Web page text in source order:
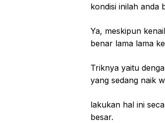
kondisi inilah anda
Ya, meskipun
benar lama lama
Triknya yaitu
yang sedang naik
lakukan hal ini
besar.